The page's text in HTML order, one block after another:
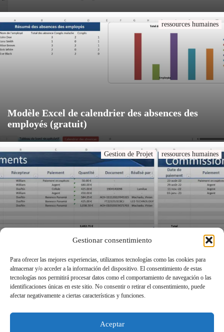
Gestionar consentimiento
Para ofrecer las mejores experiencias, utilizamos tecnologías como las cookies para
almacenar y/o acceder a la información del dispositivo. El consentimiento de estas
tecnologías nos permitirá procesar datos como el comportamiento de navegación o las
identificaciones únicas en este sitio. No consentir o retirar el consentimiento, puede
afectar negativamente a ciertas características y funciones.
Aceptar
ressources humaines
Modèle Excel de calendrier des absences des
employés (gratuit)
Gestion de Projet ressources humaines
Politique relative aux cookies
Politique de confidentialité
Conditions Générales d’Utilisation (CGU)